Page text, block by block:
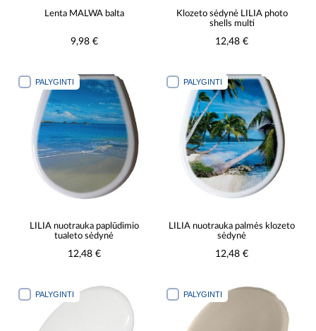
Lenta MALWA balta
9,98 €
Klozeto sėdynė LILIA photo
shells multi
12,48 €
PALYGINTI
LILIA nuotrauka paplūdimio
tualeto sėdynė
12,48 €
PALYGINTI
LILIA nuotrauka palmės klozeto
sėdynė
12,48 €
PALYGINTI PALYGINTI